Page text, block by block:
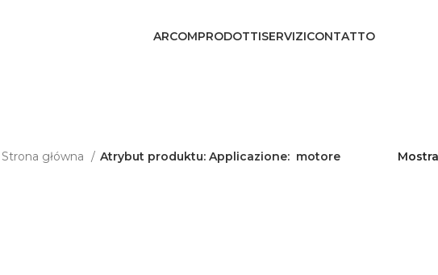
ARCOMPRODOTTISERVIZICONTATTO
Strona główna Atrybut produktu: Applicazione: motore Mostra